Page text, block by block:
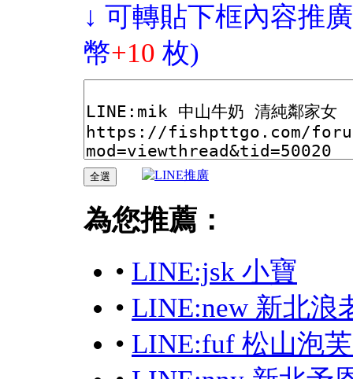
↓ 可轉貼下框內容推
幣+10 枚)
為您推薦：
• LINE:jsk 小寶
• LINE:new 新北浪
• LINE:fuf 松山泡